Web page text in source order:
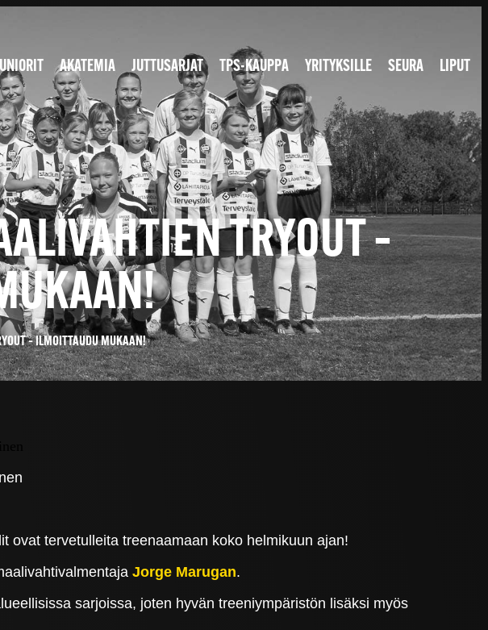
AKATEMIA JUTTUSARJAT TPS-KAUPPA YRITYKSILLE SEURA LIPUT
TRYOUT –
– ILMOITTAUDU MUKAAN!
ovat tervetulleita treenaamaan koko helmikuun ajan!
Jorge Marugan.
sarjoissa, joten hyvän treeniympäristön lisäksi myös